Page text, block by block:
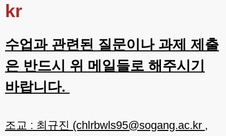
kr
수업과 관련된 질문이나 과제 제출
은 반드시 위 메일들로 해주시기
바랍니다.
조교 : 최규진 (chlrbwls95@sogang.ac.kr ,